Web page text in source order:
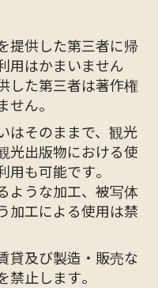
提供した第三者に帰
用はかまいません
した第三者は著作権
ん。
はそのままで、観光
光出版物における使
も可能です。
ような加工、被写体
加工による使用は禁
貸及び製造・販売な
止します。